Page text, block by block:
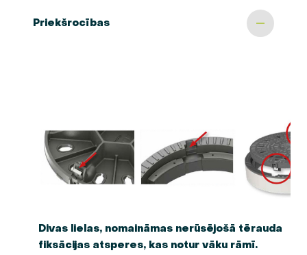
Priekšrocības
Divas lielas, nomaināmas nerūsējošā tērauda
fiksācijas atsperes, kas notur vāku rāmī.